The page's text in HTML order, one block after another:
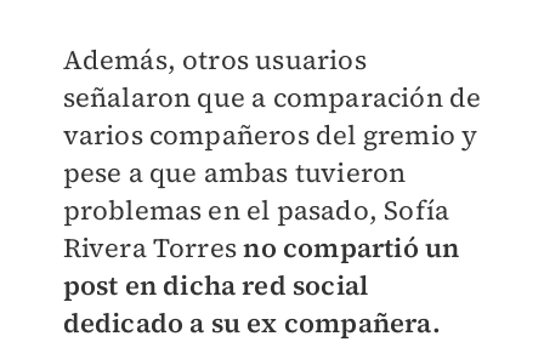
Además, otros usuarios
señalaron que a comparación de
varios compañeros del gremio y
pese a que ambas tuvieron
problemas en el pasado, Sofía
Rivera Torresno compartió un
post en dicha red social
dedicado a su ex compañera.